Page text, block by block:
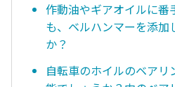
作動油やギアオイルに番
も、ベルハンマーを添加
か？
自転車のホイルのベア